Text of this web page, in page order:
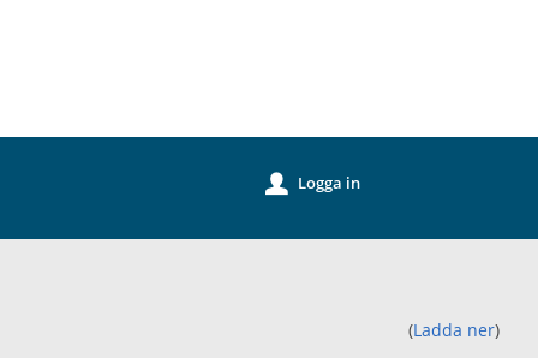
u Logga in
(Ladda ner)